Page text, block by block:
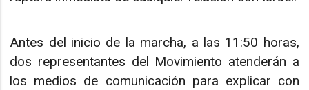
Antes del inicio de la marcha, a las 11:50 horas,
dos representantes del Movimiento atenderán a
los medios de comunicación para explicar con